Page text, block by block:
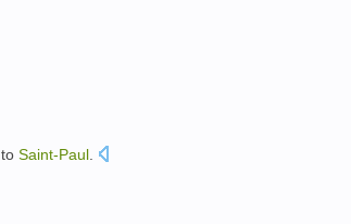
to Saint-Paul.